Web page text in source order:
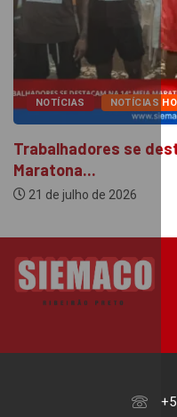
NOTÍCIAS NOTÍCIAS
Trabalhadores se
Maratona...
21 de julho de 2026